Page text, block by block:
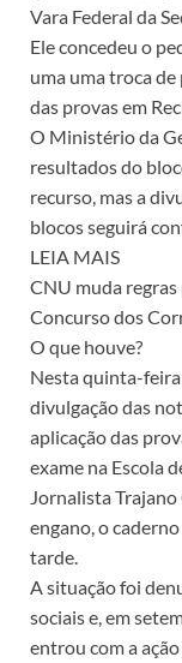
Vara Federal da
Ele concedeu o
uma uma troca
das provas em
O Ministério da
resultados do
recurso, mas a
blocos seguirá
LEIA MAIS
CNU muda
Concurso dos
O que houve?
Nesta quinta-feira
divulgação das
aplicação das
exame na Escola
Jornalista Trajano
engano, o
tarde.
A situação foi
sociais e, em
entrou com a